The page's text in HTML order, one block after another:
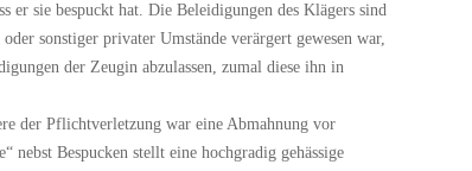
er sie bespuckt hat. Die Beleidigungen des Klägers sind
sonstiger privater Umstände verärgert gewesen war,
der Zeugin abzulassen, zumal diese ihn in
der Pflichtverletzung war eine Abmahnung vor
nebst Bespucken stellt eine hochgradig gehässige